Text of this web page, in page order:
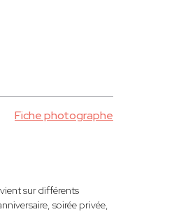
Fiche photographe
sur différents
soirée privée,